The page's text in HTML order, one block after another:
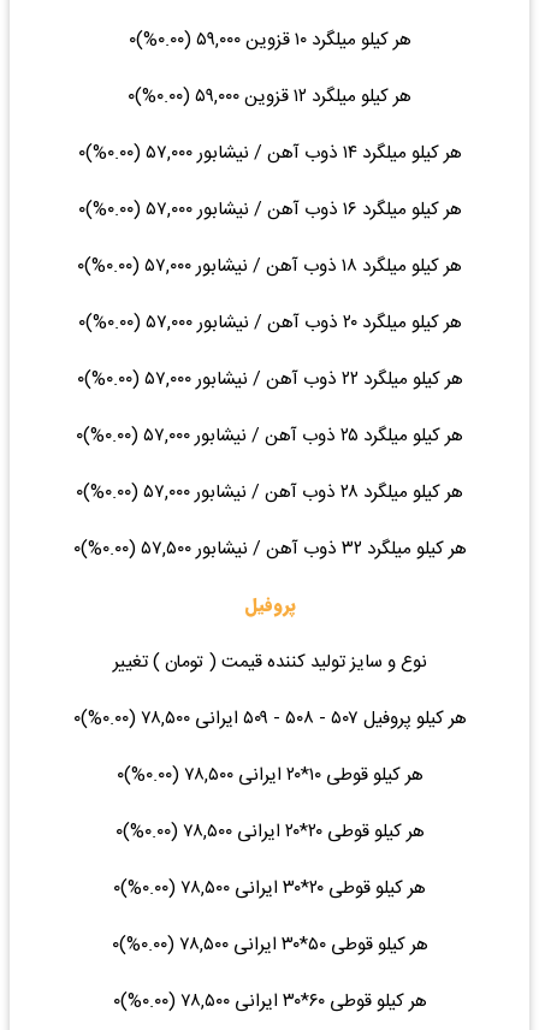
هر کیلو میلگرد ۱۰ قزوین ۵۹,۰۰۰ (۰.۰۰%)۰
هر کیلو میلگرد ۱۲ قزوین ۵۹,۰۰۰ (۰.۰۰%)۰
هر کیلو میلگرد ۱۴ ذوب آهن / نیشابور ۵۷,۰۰۰ (۰.۰۰%)۰
هر کیلو میلگرد ۱۶ ذوب آهن / نیشابور ۵۷,۰۰۰ (۰.۰۰%)۰
هر کیلو میلگرد ۱۸ ذوب آهن / نیشابور ۵۷,۰۰۰ (۰.۰۰%)۰
هر کیلو میلگرد ۲۰ ذوب آهن / نیشابور ۵۷,۰۰۰ (۰.۰۰%)۰
هر کیلو میلگرد ۲۲ ذوب آهن / نیشابور ۵۷,۰۰۰ (۰.۰۰%)۰
هر کیلو میلگرد ۲۵ ذوب آهن / نیشابور ۵۷,۰۰۰ (۰.۰۰%)۰
هر کیلو میلگرد ۲۸ ذوب آهن / نیشابور ۵۷,۰۰۰ (۰.۰۰%)۰
هر کیلو میلگرد ۳۲ ذوب آهن / نیشابور ۵۷,۵۰۰ (۰.۰۰%)۰
پروفیل
نوع و سایز تولید کننده قیمت ( تومان ) تغییر
هر کیلو پروفیل ۵۰۷ - ۵۰۸ - ۵۰۹ ایرانی ۷۸,۵۰۰ (۰.۰۰%)۰
هر کیلو قوطی ۱۰*۲۰ ایرانی ۷۸,۵۰۰ (۰.۰۰%)۰
هر کیلو قوطی ۲۰*۲۰ ایرانی ۷۸,۵۰۰ (۰.۰۰%)۰
هر کیلو قوطی ۲۰*۳۰ ایرانی ۷۸,۵۰۰ (۰.۰۰%)۰
هر کیلو قوطی ۵۰*۳۰ ایرانی ۷۸,۵۰۰ (۰.۰۰%)۰
هر کیلو قوطی ۶۰*۳۰ ایرانی ۷۸,۵۰۰ (۰.۰۰%)۰